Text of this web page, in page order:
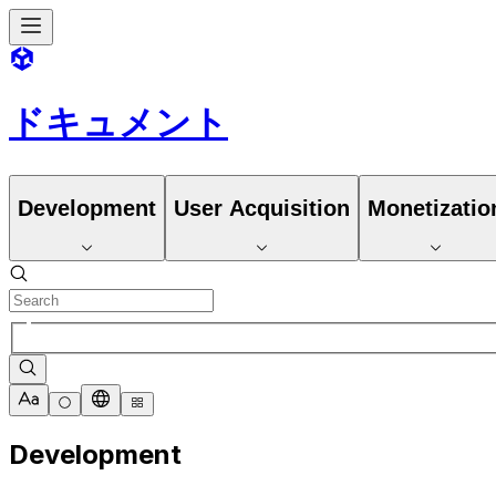
ドキュメント
Development User Acquisition
Development